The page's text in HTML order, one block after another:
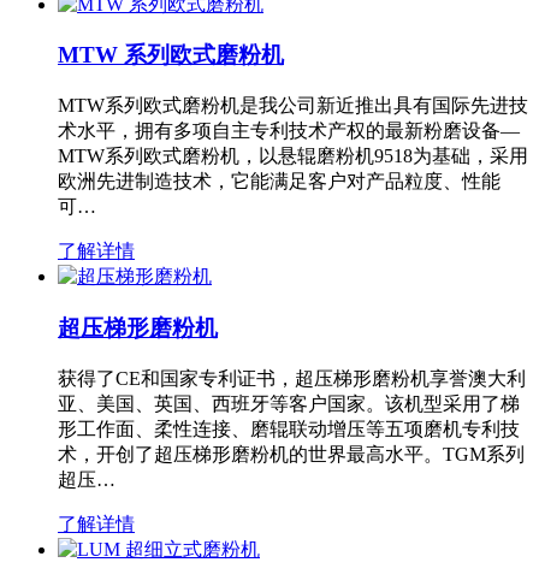
MTW 系列欧式磨粉机
MTW系列欧式磨粉机是我公司新近推出具有国际先进技
术水平，拥有多项自主专利技术产权的最新粉磨设备—
MTW系列欧式磨粉机，以悬辊磨粉机9518为基础，采用
欧洲先进制造技术，它能满足客户对产品粒度、性能
可…
了解详情
超压梯形磨粉机
获得了CE和国家专利证书，超压梯形磨粉机享誉澳大利
亚、美国、英国、西班牙等客户国家。该机型采用了梯
形工作面、柔性连接、磨辊联动增压等五项磨机专利技
术，开创了超压梯形磨粉机的世界最高水平。TGM系列
超压…
了解详情